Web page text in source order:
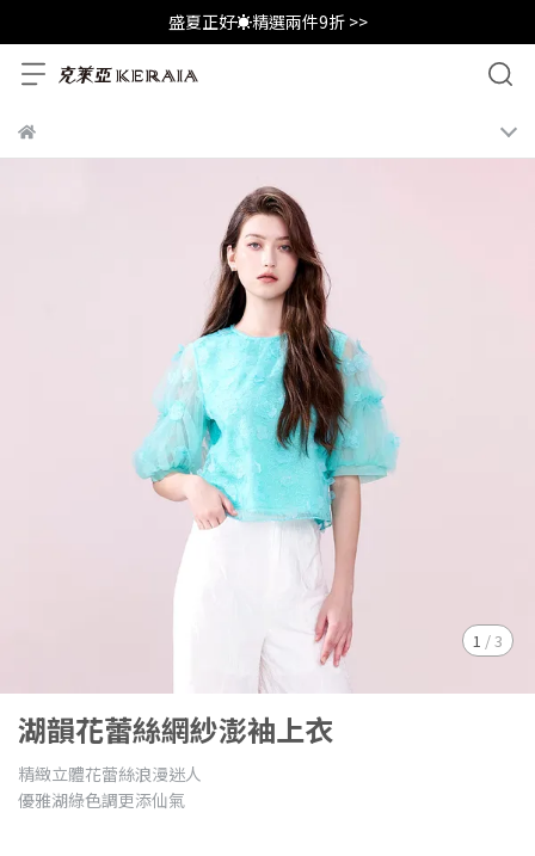
盛夏正好☀️精選兩件9折 >>
1 /3
湖韻花蕾絲網紗澎袖上衣
精緻立體花蕾絲浪漫迷人
優雅湖綠色調更添仙氣